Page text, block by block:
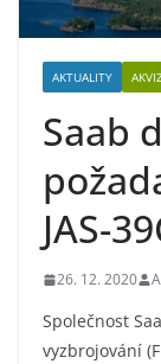
AKTUALITY
Saab
JAS-
26. 12. 2020
Společnost
vyzbrojování